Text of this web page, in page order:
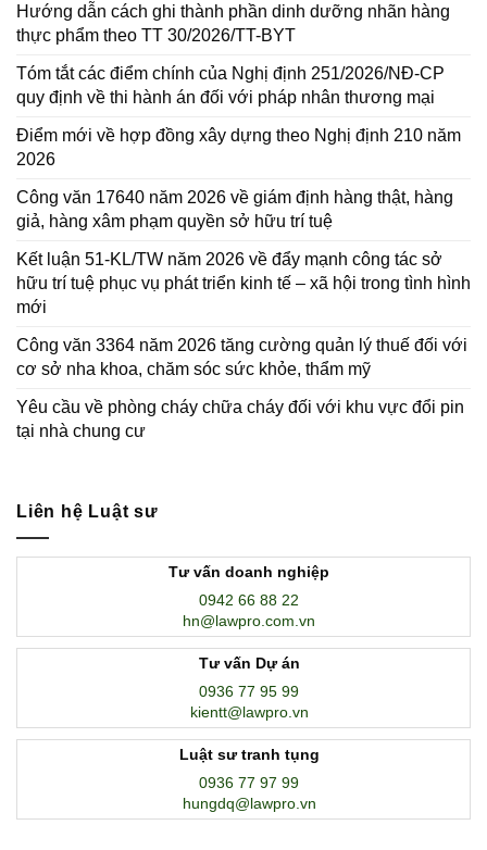
Hướng dẫn cách ghi thành phần dinh dưỡng nhãn hàng
thực phẩm theo TT 30/2026/TT-BYT
Tóm tắt các điểm chính của Nghị định 251/2026/NĐ-CP
quy định về thi hành án đối với pháp nhân thương mại
Điểm mới về hợp đồng xây dựng theo Nghị định 210 năm
2026
Công văn 17640 năm 2026 về giám định hàng thật, hàng
giả, hàng xâm phạm quyền sở hữu trí tuệ
Kết luận 51-KL/TW năm 2026 về đẩy mạnh công tác sở
hữu trí tuệ phục vụ phát triển kinh tế – xã hội trong tình hình
mới
Công văn 3364 năm 2026 tăng cường quản lý thuế đối với
cơ sở nha khoa, chăm sóc sức khỏe, thẩm mỹ
Yêu cầu về phòng cháy chữa cháy đối với khu vực đổi pin
tại nhà chung cư
Liên hệ Luật sư
Tư vấn doanh nghiệp
0942 66 88 22
hn@lawpro.com.vn
Tư vấn Dự án
0936 77 95 99
kientt@lawpro.vn
Luật sư tranh tụng
0936 77 97 99
hungdq@lawpro.vn